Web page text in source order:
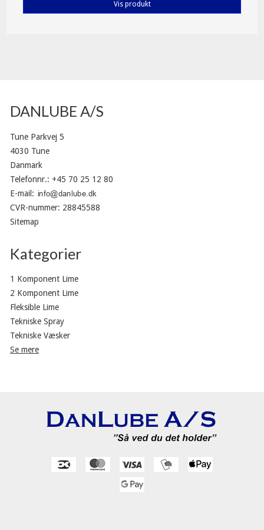
Vis produkt
DANLUBE A/S
Tune Parkvej 5
4030 Tune
Danmark
Telefonnr.: +45 70 25 12 80
E-mail :
CVR-nummer: 28845588
Sitemap
Kategorier
1 Komponent Lime
2 Komponent Lime
Fleksible Lime
Tekniske Spray
Tekniske Væsker
Se mere